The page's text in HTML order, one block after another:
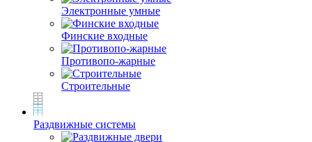
Электронные умные
Финские входные
Противопо-жарные
Строительные
Раздвижные системы